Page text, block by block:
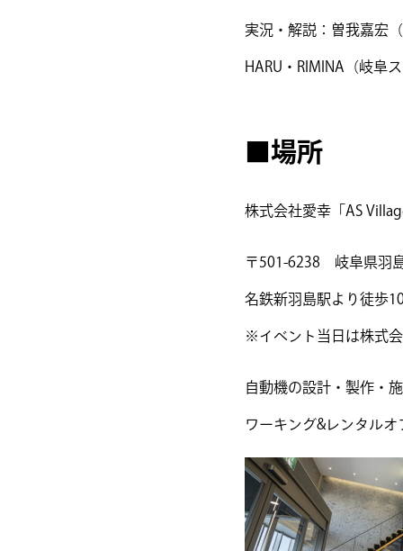
実況・解説：曽我嘉宏
HARU・RIMINA（岐阜
■場所
株式会社愛幸「AS
〒501-6238 岐阜県羽
名鉄新羽島駅より徒歩
※イベント当日は株式
自動機の設計・製作・
ワーキング&レンタルオ